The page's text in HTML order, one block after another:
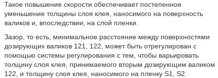
Такое повышение скорости обеспечивает постепенное
уменьшение толщины слоя клея, наносимого на поверхность
валиков и, впоследствии, на слой пленки.
Зазор, то есть, минимальное расстояние между поверхностями
дозирующих валиков 121, 122, может быть отрегулирован с
помощью системы регулирования с тем, чтобы варьировать
толщину слоя клея, принимаемого вторым дозирующим валиком
122, и толщину слоя клея, наносимого на пленку S1, S2.